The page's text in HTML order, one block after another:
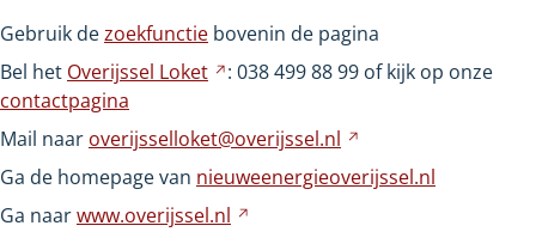
Gebruik dezoekfunctie bovenin de pagina
Bel het Overijssel Loket
Verwijst
een
andere
website
: 0384998899 of kijk op onze
contactpagina
Mail naar overijsselloket@overijssel.nl
naar
een
Ga de homepage van nieuweenergieoverijssel.nl
Ga naarwww.overijssel.nl